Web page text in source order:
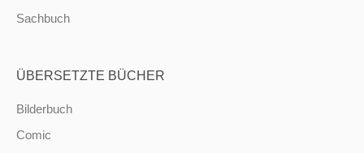
Sachbuch
ÜBERSETZTE BÜCHER
Bilderbuch
Comic